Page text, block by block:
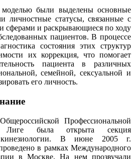
моделью были выделены основные
личностные статусы, связанные с
сферами и раскрывающиеся по ходу
пациентов. В процессе
состояния этих структур
их коррекция, что помогает
пациента в различных
семейной, сексуальной и
его личность.
Профессиональной
Лиге была открыта секция
кинезиологии. В июне 2005 г.
в рамках Международного
в Москве. На нем прозвучали